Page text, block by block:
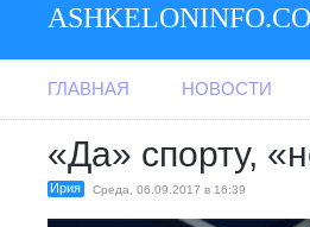
ГЛАВНАЯ НОВОСТИ
«Да» спорту,
Ирия Среда, 06.09.2017 в 16:39